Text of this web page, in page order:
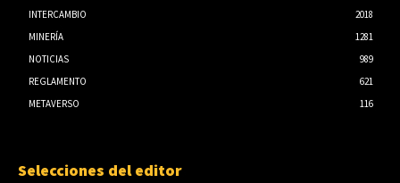
INTERCAMBIO
2018
MINERÍA
1281
NOTICIAS
989
REGLAMENTO
621
METAVERSO
116
Selecciones del editor